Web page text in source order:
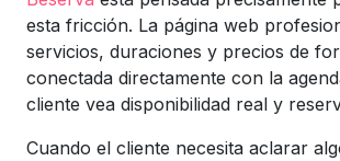
esta fricción. La página web
servicios, duraciones y precios de
conectada directamente con la
cliente vea disponibilidad real y
Cuando el cliente necesita aclarar